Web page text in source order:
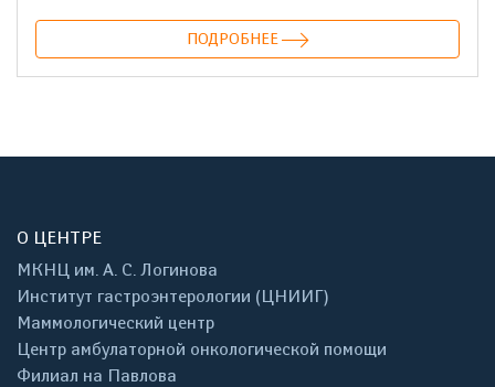
ПОДРОБНЕЕ
О ЦЕНТРЕ
МКНЦ им. А. С. Логинова
Институт гастроэнтерологии (ЦНИИГ)
Маммологический центр
Центр амбулаторной онкологической помощи
Филиал на Павлова